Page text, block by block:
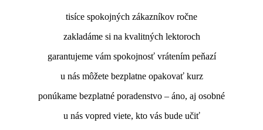
tisíce spokojných zákazníkov ročne
zakladáme si na kvalitných lektoroch
garantujeme vám spokojnosť vrátením peňazí
u nás môžete bezplatne opakovať kurz
ponúkame bezplatné poradenstvo – áno, aj osobné
u nás vopred viete, kto vás bude učiť